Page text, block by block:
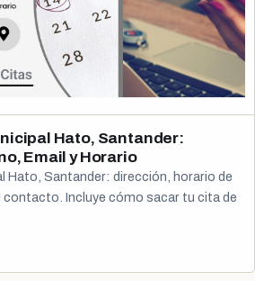
Hato, Santander:
Email y Horario
Hato, Santander: dirección, horario de
Incluye cómo sacar tu cita de